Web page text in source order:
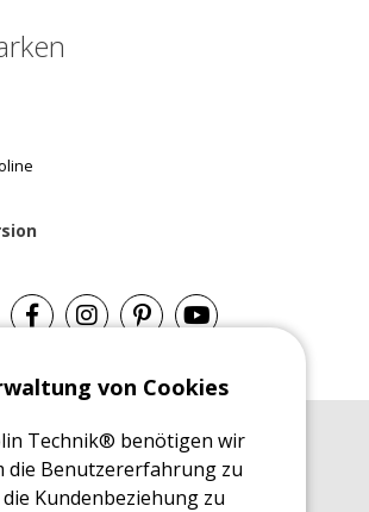
von Cookies
Technik® benötigen wir
die Benutzererfahrung zu
Kundenbeziehung zu